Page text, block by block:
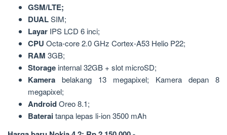
GSM/LTE;
DUALSIM;
Layar IPS LCD 6 inci;
CPU Octa-core 2.0 GHz Cortex-A53 Helio P22;
RAM 3GB;
Storage internal 32GB + slot microSD;
Kamera belakang 13 megapixel; Kamera depan 8
megapixel;
AndroidOreo 8.1;
Bateraitanpa lepas li-ion 3500 mAh